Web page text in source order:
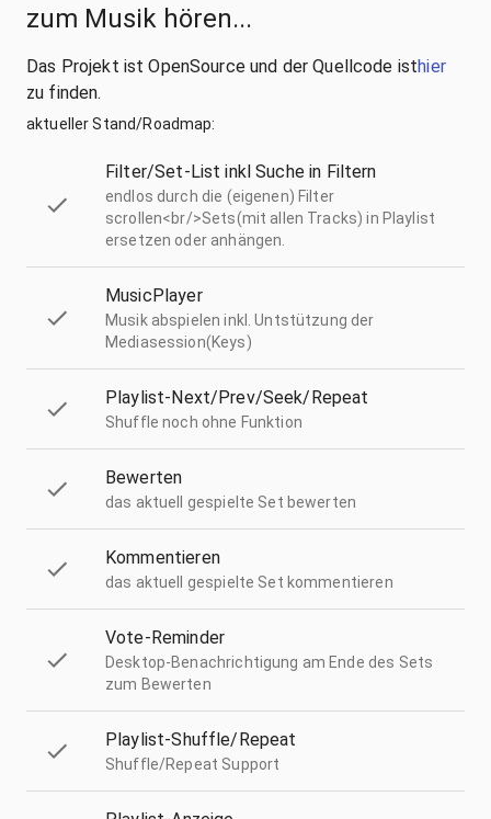
zum Musik hören...
Das Projekt ist OpenSource und der Quellcode isthier
zu finden.
aktueller Stand/Roadmap:
Filter/Set-List inkl Suche in Filtern
endlos durch die (eigenen) Filter
scrollen<br/>Sets(mit allen Tracks) in Playlist
ersetzen oder anhängen.
MusicPlayer
Musik abspielen inkl. Untstützung der
Mediasession(Keys)
Playlist-Next/Prev/Seek/Repeat
Shuffle noch ohne Funktion
Bewerten
das aktuell gespielte Set bewerten
Kommentieren
das aktuell gespielte Set kommentieren
Vote-Reminder
Desktop-Benachrichtigung am Ende des Sets
zum Bewerten
Playlist-Shuffle/Repeat
Shuffle/Repeat Support